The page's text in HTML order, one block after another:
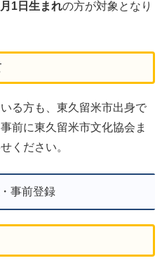
1日生まれの方が対象となり
る方も、東久留米市出身で
前に東久留米市文化協会ま
ください。
事前登録